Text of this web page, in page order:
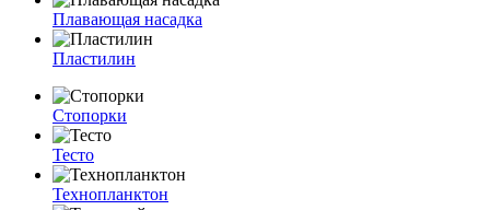
Плавающая насадка
Пластилин
Стопорки
Тесто
Технопланктон